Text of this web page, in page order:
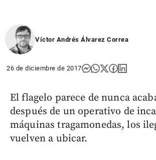
Víctor Andrés Álvarez Correa
26 de diciembre de 2017
El flagelo parece de nunca
después de un operativo de
máquinas tragamonedas, los
vuelven a ubicar.